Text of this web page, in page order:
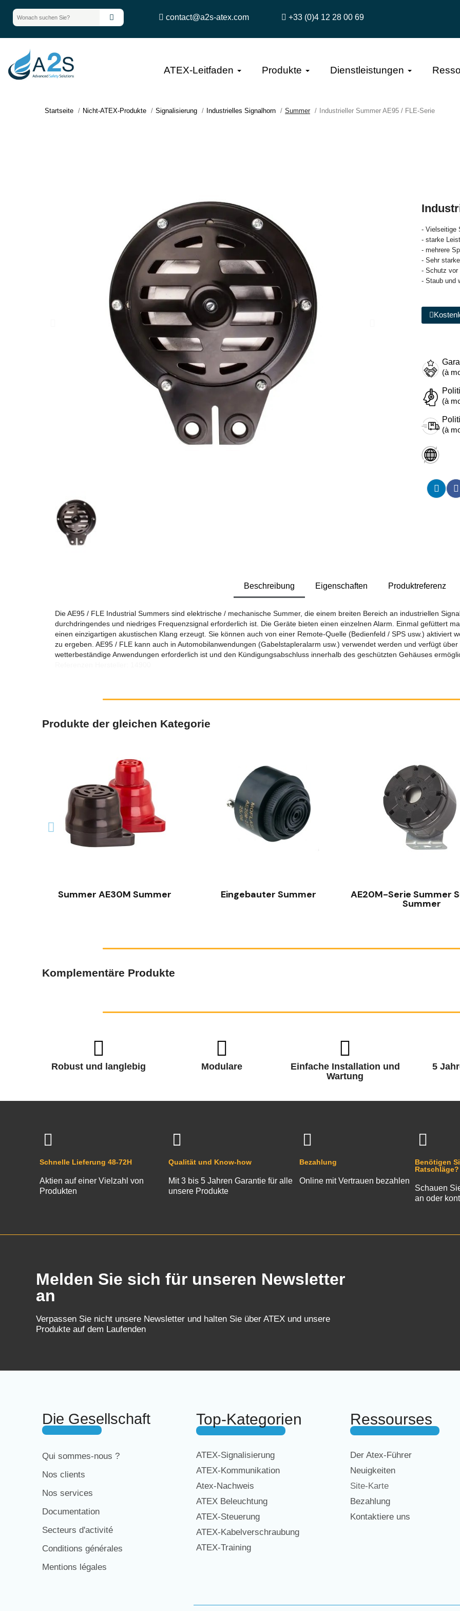
contact@a2s-atex.com +33 (0)4 12 28 00 69
ATEX-Leitfaden Produkte Dienstleistungen
Startseite Nicht-ATEX-Produkte Signalisierung Industrielles Signalhorn Summer Industrieller Summer AE95 / FLE-Serie
- Vielseitige
- starke
- mehrere
- Sehr
- Schutz vor
- Staub und
(à
(à
(à
Beschreibung Eigenschaften Produktreferenz
Die AE95 / FLE Industrial Summers sind elektrische / mechanische Summer, die einem breiten Bereich an industriellen
durchdringendes und niedriges Frequenzsignal erforderlich ist. Die Geräte bieten einen einzelnen Alarm. Einmal gefüttert
einen einzigartigen akustischen Klang erzeugt. Sie können auch von einer Remote-Quelle (Bedienfeld / SPS usw.) aktiviert
zu ergeben. AE95 / FLE kann auch in Automobilanwendungen (Gabelstapleralarm usw.) verwendet werden und verfügt
wetterbeständige Anwendungen erforderlich ist und den Kündigungsabschluss innerhalb des geschützten Gehäuses
Produkte der gleichen Kategorie
Summer AE30M Summer Eingebauter Summer AE20M-Serie Summer
Summer
Komplementäre Produkte
Robust und langlebig Modulare
Einfache Installation und
Wartung
5
Schnelle Lieferung 48-72H
Aktien auf einer Vielzahl von
Produkten
Qualität und Know-how
Mit 3 bis 5 Jahren Garantie für alle
unsere Produkte
Bezahlung
Online mit Vertrauen bezahlen
Benötigen
Ratschläge?
Schauen
an oder
Melden Sie sich für unseren Newsletter
an
Verpassen Sie nicht unsere Newsletter und halten Sie über ATEX und unsere
Produkte auf dem Laufenden
Die Gesellschaft
Qui sommes-nous ?
Nos clients
Nos services
Documentation
Secteurs d'activité
Conditions générales
Mentions légales
Top-Kategorien
ATEX-Signalisierung
ATEX-Kommunikation
Atex-Nachweis
ATEX Beleuchtung
ATEX-Steuerung
ATEX-Kabelverschraubung
ATEX-Training
Ressourses
Der Atex-Führer
Neuigkeiten
Site-Karte
Bezahlung
Kontaktiere uns